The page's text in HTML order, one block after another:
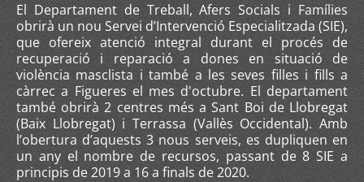
El Departament de Treball, Afers Socials i Famílies
obrirà un nou Servei d’Intervenció Especialitzada (SIE),
que ofereix atenció integral durant el procés de
recuperació i reparació a dones en situació de
violència masclista i també a les seves filles i fills a
càrrec a Figueres el mes d'octubre. El departament
també obrirà 2 centres més a Sant Boi de Llobregat
(Baix Llobregat) i Terrassa (Vallès Occidental). Amb
l’obertura d’aquests 3 nous serveis, es dupliquen en
un any el nombre de recursos, passant de 8 SIE a
principis de 2019 a 16 a finals de 2020.